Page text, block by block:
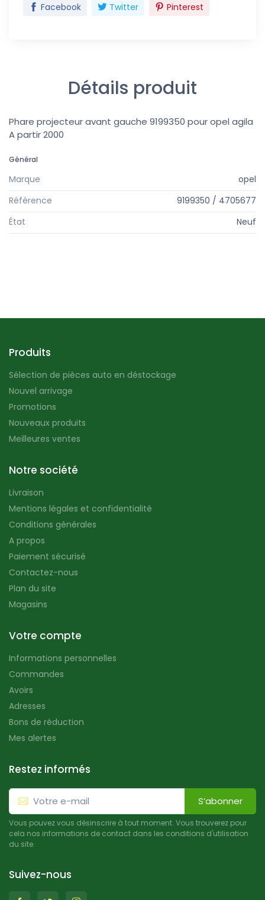
Facebook Twitter Pinterest
Détails produit
Phare projecteur avant gauche 9199350 pour opel agila
A partir 2000
Général
Marque
opel
Référence
9199350 / 4705677
État
Neuf
Produits
Sélection de pièces auto en déstockage
Nouvel arrivage
Promotions
Nouveaux produits
Meilleures ventes
Notre société
Livraison
Mentions légales et confidentialité
Conditions générales
A propos
Paiement sécurisé
Contactez-nous
Plan du site
Magasins
Votre compte
Informations personnelles
Commandes
Avoirs
Adresses
Bons de réduction
Mes alertes
Restez informés
S’abonner
Vous pouvez vous désinscrire à tout moment. Vous trouverez pour
cela nos informations de contact dans les conditions d'utilisation
du site.
Suivez-nous